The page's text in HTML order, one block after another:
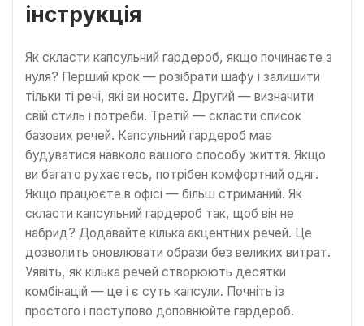
інструкція
Як скласти капсульний гардероб, якщо починаєте з
нуля? Перший крок — розібрати шафу і залишити
тільки ті речі, які ви носите. Другий — визначити
свій стиль і потреби. Третій — скласти список
базових речей. Капсульний гардероб має
будуватися навколо вашого способу життя. Якщо
ви багато рухаєтесь, потрібен комфортний одяг.
Якщо працюєте в офісі — більш стриманий. Як
скласти капсульний гардероб так, щоб він не
набрид? Додавайте кілька акцентних речей. Це
дозволить оновлювати образи без великих витрат.
Уявіть, як кілька речей створюють десятки
комбінацій — це і є суть капсули. Почніть із
простого і поступово доповнюйте гардероб.